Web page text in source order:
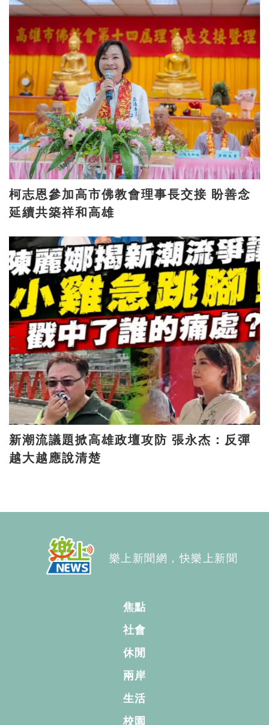
柯志恩參加高市佛教會理事長交接 盼善念
延續共築祥和高雄
新潮流議題掀高雄政壇攻防 張永杰：反彈
越大越應說清楚
樂上新聞網，快樂上新聞
焦點
社會
休閒
兩岸
生活
校園